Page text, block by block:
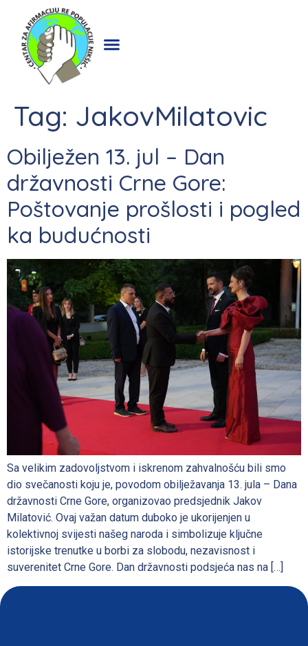
Tag: JakovMilatovic
Obilježen 13. jul – Dan
državnosti Crne Gore:
Poštovanje prošlosti i pogled
ka budućnosti
Sa velikim zadovoljstvom i iskrenom zahvalnošću bili smo
dio svečanosti koju je, povodom obilježavanja 13. jula – Dana
državnosti Crne Gore, organizovao predsjednik Jakov
Milatović. Ovaj važan datum duboko je ukorijenjen u
kolektivnoj svijesti našeg naroda i simbolizuje ključne
istorijske trenutke u borbi za slobodu, nezavisnost i
suverenitet Crne Gore. Dan državnosti podsjeća nas na […]